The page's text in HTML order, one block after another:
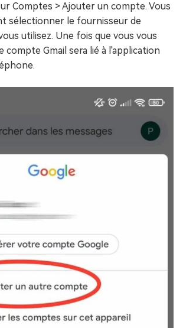
Comptes > Ajouter un compte. Vous
sélectionner le fournisseur de
utilisez. Une fois que vous vous
compte Gmail sera lié à l'application